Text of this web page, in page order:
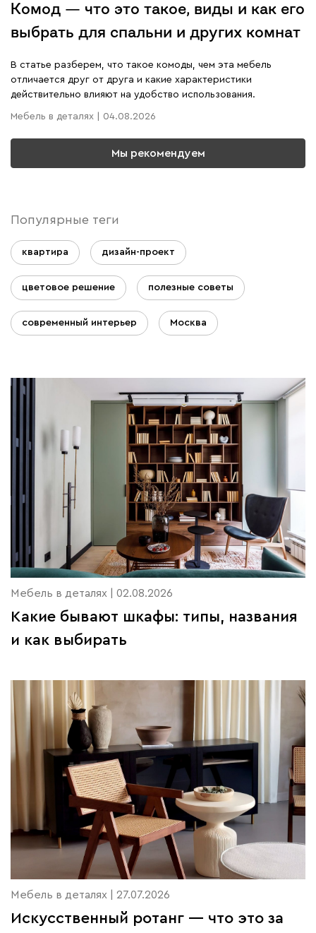
Комод — что это такое, виды и как его
выбрать для спальни и других комнат
В статье разберем, что такое комоды, чем эта мебель
отличается друг от друга и какие характеристики
действительно влияют на удобство использования.
Мебель в деталях | 04.08.2026
Мы рекомендуем
Популярные теги
квартира дизайн-проект
цветовое решение полезные советы
современный интерьер Москва
Мебель в деталях | 02.08.2026
Какие бывают шкафы: типы, названия
и как выбирать
Мебель в деталях | 27.07.2026
Искусственный ротанг — что это за